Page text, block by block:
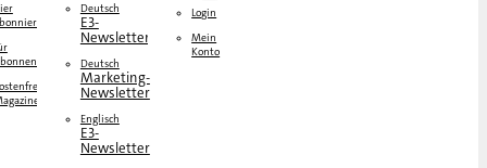
Deutsch
E3-
Newsletter
Deutsch
Marketing-
Newsletter
Englisch
E3-
Newsletter
Login
Mein
Konto